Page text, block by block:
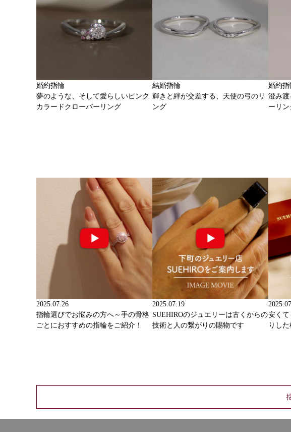
婚約指輪
夢のような、そして愛らしいピンク
カラードクローバーリング
結婚指輪
輝きと絆が交差する、天使の弓のリ
ング
婚約指
澄み渡
ーリン
2025.07.26
指輪選びでお悩みの方へ～手の骨格
ごとにおすすめの指輪をご紹介！
2025.07.19
SUEHIROのジュエリーは古くからの
技術と人の繋がりの賜物です
安く
りし